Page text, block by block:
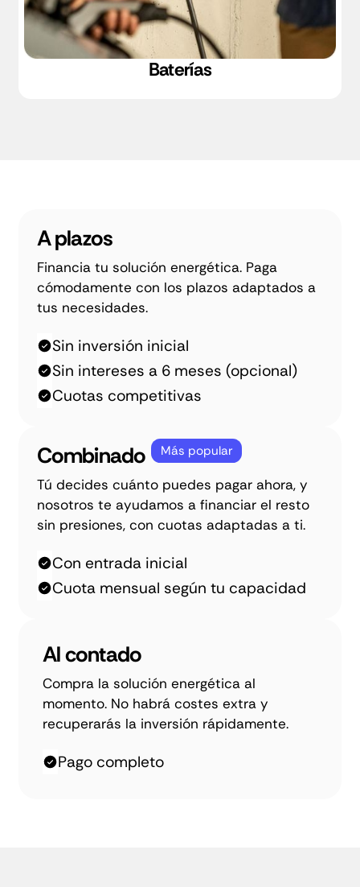
Baterías
A plazos
Financia tu solución energética. Paga
cómodamente con los plazos adaptados a
tus necesidades.
Sin inversión inicial
Sin intereses a 6 meses (opcional)
Cuotas competitivas
Combinado Más popular
Tú decides cuánto puedes pagar ahora, y
nosotros te ayudamos a financiar el resto
sin presiones, con cuotas adaptadas a ti.
Con entrada inicial
Cuota mensual según tu capacidad
Al contado
Compra la solución energética al
momento. No habrá costes extra y
recuperarás la inversión rápidamente.​
Pago completo